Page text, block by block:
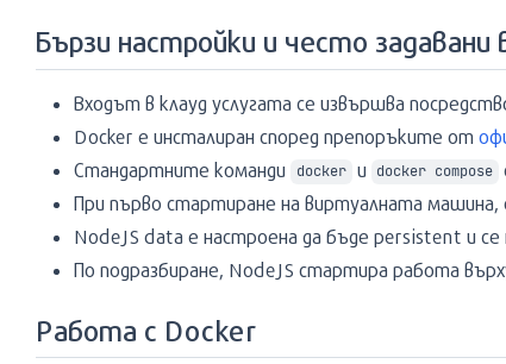
Бързи настройки и често задавани
Входът в клауд услугата се извършва
Docker е инсталиран според препоръките от
Стандартните команди
docker и docker compose
При първо стартиране на виртуалната
NodeJS data е настроена да бъде persistent и се
По подразбиране, NodeJS стартира работа
Работа с Docker